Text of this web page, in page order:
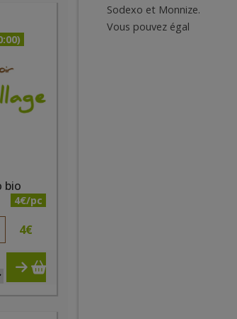
bio
4€/pc
4€
Sodexo et Monnize.
Vous pouvez égal